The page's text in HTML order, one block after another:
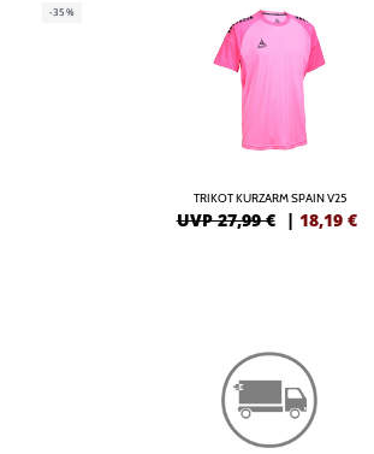
-35%
TRIKOT KURZARM SPAIN V25
UVP 27,99 € | 18,19 €